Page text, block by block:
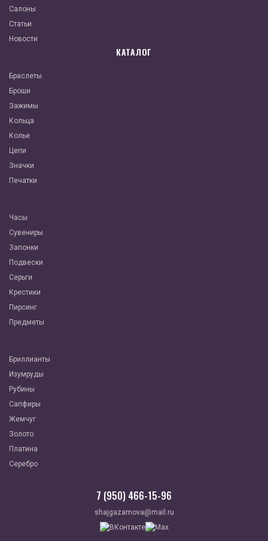
Салоны
Статьи
Новости
КАТАЛОГ
Браслеты
Броши
Зажимы
Кольца
Колье
Цепи
Значки
Печатки
Часы
Сувениры
Запонки
Подвески
Серьги
Крестики
Пирсинг
Предметы
Бриллианты
Изумруды
Рубины
Сапфиры
Жемчуг
Золото
Платина
Серебро
7 (950) 466-15-96
shajgazamova@mail.ru